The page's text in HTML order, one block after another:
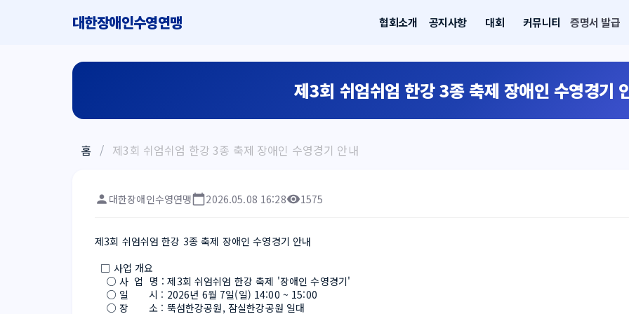
대한장애인수영연맹 협회소개 공지사항 대회 커뮤니티 증명서 발급
제3회 쉬엄쉬엄 한강 3종 축제 장애인 수영경기
홈 / 제3회 쉬엄쉬엄 한강 3종 축제 장애인 수영경기 안내
대한장애인수영연맹 2026.05.08 16:28 1575
제3회 쉬엄쉬엄 한강 3종 축제 장애인 수영경기 안내
  □ 사업 개요
    ○ 사  업  명 : 제3회 쉬엄쉬엄 한강 축제 '장애인 수영경기'
    ○ 일       시 : 2026년 6월 7일(일) 14:00 ~ 15:00
    ○ 장       소 : 뚝섬한강공원, 잠실한강공원 일대